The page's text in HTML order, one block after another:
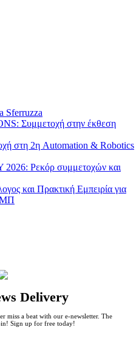
Συμμετοχή στην έκθεση
στη 2η Automation & Robotics
Ρεκόρ συμμετοχών και
και Πρακτική Εμπειρία για
Delivery
miss a beat with our e-newsletter. The
Sign up for free today!